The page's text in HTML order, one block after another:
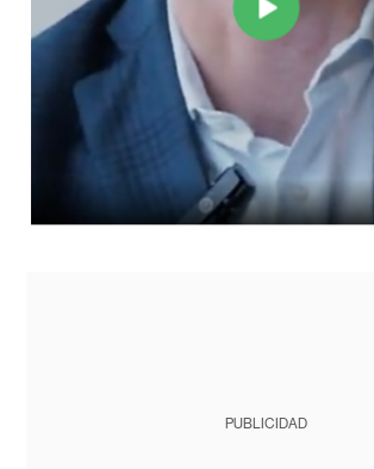
PUBLICIDAD